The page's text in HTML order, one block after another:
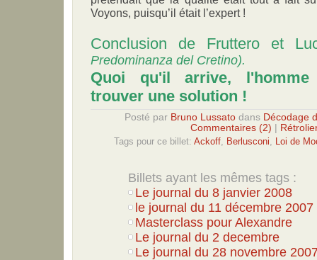
Voyons, puisqu’il était l’expert !
Conclusion de Fruttero et
Predominanza del Cretino).
Quoi qu'il arrive, l'homme
trouver une solution !
Posté par Bruno Lussato dans Décodage
Commentaires (2)
Tags pour ce billet: Ackoff, Berlusconi, Loi de
Billets ayant les mêmes tags :
Le journal du 8 janvier 2008
le journal du 11 décembre 2007
Masterclass pour Alexandre
Le journal du 2 decembre
Le journal du 28 novembre